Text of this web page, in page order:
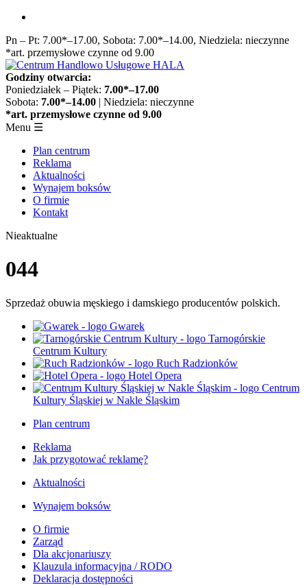
treści
Pn – Pt: 7.00*–17.00, Sobota: 7.00*–14.00, Niedziela: nieczynne
*art. przemysłowe czynne od 9.00
Godziny otwarcia:
Poniedziałek – Piątek: 7.00*–17.00
Sobota: 7.00*–14.00 | Niedziela: nieczynne
*art. przemysłowe czynne od 9.00
Menu ☰
Plan centrum
Reklama
Aktualności
Wynajem boksów
O firmie
Kontakt
Nieaktualne
044
Sprzedaż obuwia męskiego i damskiego producentów polskich.
Gwarek
Tarnogórskie
Centrum Kultury
Ruch Radzionków
Hotel Opera
Centrum
Kultury Śląskiej w Nakle Śląskim
Plan centrum
Reklama
Jak przygotować reklamę?
Aktualności
Wynajem boksów
O firmie
Zarząd
Dla akcjonariuszy
Klauzula informacyjna / RODO
Deklaracja dostępności